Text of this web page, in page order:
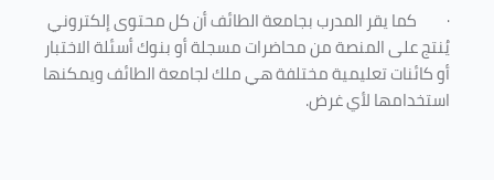
· كما يقر المدرب بجامعة الطائف أن كل محتوى إلكتروني
يُنتج على المنصة من محاضرات مسجلة أو بنوك أسئلة الاختبار
أو كائنات تعليمية مختلفة هي ملك لجامعة الطائف ويمكنها
استخدامها لأي غرض.